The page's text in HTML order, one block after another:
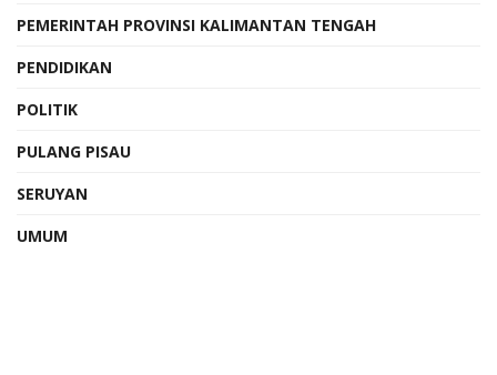
PEMERINTAH PROVINSI KALIMANTAN TENGAH
PENDIDIKAN
POLITIK
PULANG PISAU
SERUYAN
UMUM